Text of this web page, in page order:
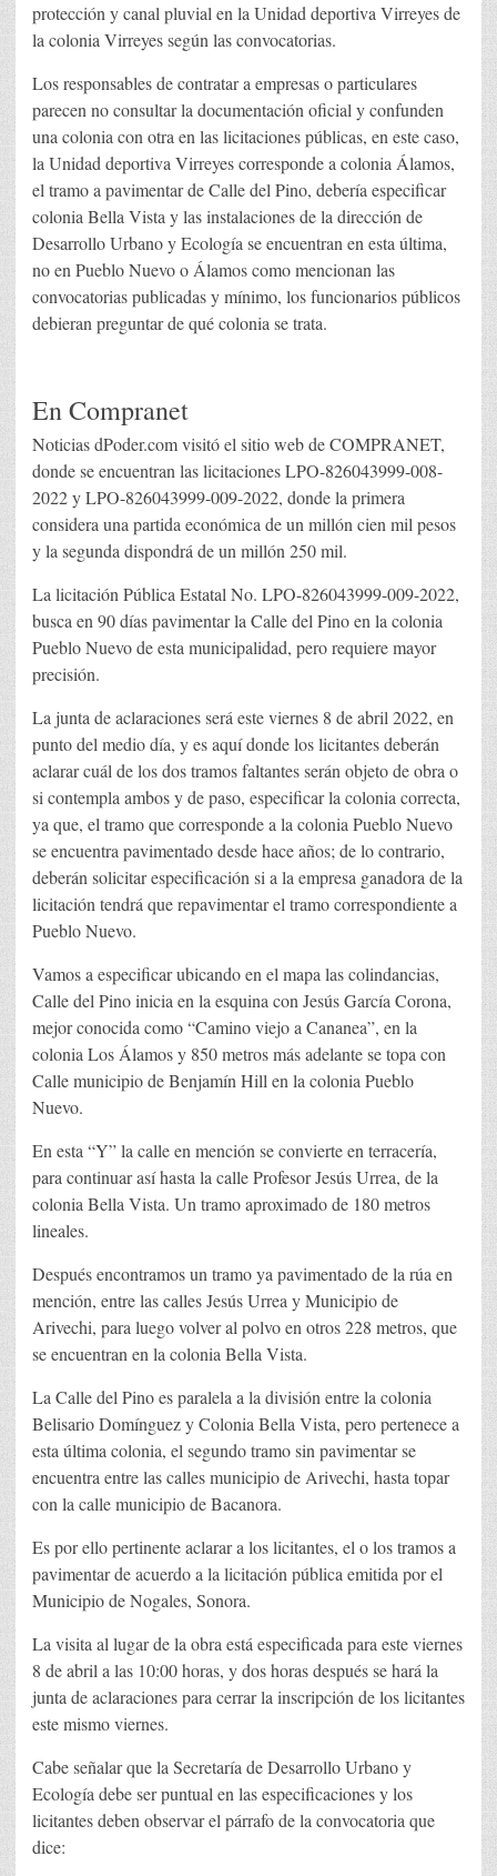
protección y canal pluvial en la Unidad deportiva Virreyes de
la colonia Virreyes según las convocatorias.
Los responsables de contratar a empresas o particulares
parecen no consultar la documentación oficial y confunden
una colonia con otra en las licitaciones públicas, en este caso,
la Unidad deportiva Virreyes corresponde a colonia Álamos,
el tramo a pavimentar de Calle del Pino, debería especificar
colonia Bella Vista y las instalaciones de la dirección de
Desarrollo Urbano y Ecología se encuentran en esta última,
no en Pueblo Nuevo o Álamos como mencionan las
convocatorias publicadas y mínimo, los funcionarios públicos
debieran preguntar de qué colonia se trata.
En Compranet
Noticias dPoder.com visitó el sitio web de COMPRANET,
donde se encuentran las licitaciones LPO-826043999-008-
2022 y LPO-826043999-009-2022, donde la primera
considera una partida económica de un millón cien mil pesos
y la segunda dispondrá de un millón 250 mil.
La licitación Pública Estatal No. LPO-826043999-009-2022,
busca en 90 días pavimentar la Calle del Pino en la colonia
Pueblo Nuevo de esta municipalidad, pero requiere mayor
precisión.
La junta de aclaraciones será este viernes 8 de abril 2022, en
punto del medio día, y es aquí donde los licitantes deberán
aclarar cuál de los dos tramos faltantes serán objeto de obra o
si contempla ambos y de paso, especificar la colonia correcta,
ya que, el tramo que corresponde a la colonia Pueblo Nuevo
se encuentra pavimentado desde hace años; de lo contrario,
deberán solicitar especificación si a la empresa ganadora de la
licitación tendrá que repavimentar el tramo correspondiente a
Pueblo Nuevo.
Vamos a especificar ubicando en el mapa las colindancias,
Calle del Pino inicia en la esquina con Jesús García Corona,
mejor conocida como “Camino viejo a Cananea”, en la
colonia Los Álamos y 850 metros más adelante se topa con
Calle municipio de Benjamín Hill en la colonia Pueblo
Nuevo.
En esta “Y” la calle en mención se convierte en terracería,
para continuar así hasta la calle Profesor Jesús Urrea, de la
colonia Bella Vista. Un tramo aproximado de 180 metros
lineales.
Después encontramos un tramo ya pavimentado de la rúa en
mención, entre las calles Jesús Urrea y Municipio de
Arivechi, para luego volver al polvo en otros 228 metros, que
se encuentran en la colonia Bella Vista.
La Calle del Pino es paralela a la división entre la colonia
Belisario Domínguez y Colonia Bella Vista, pero pertenece a
esta última colonia, el segundo tramo sin pavimentar se
encuentra entre las calles municipio de Arivechi, hasta topar
con la calle municipio de Bacanora.
Es por ello pertinente aclarar a los licitantes, el o los tramos a
pavimentar de acuerdo a la licitación pública emitida por el
Municipio de Nogales, Sonora.
La visita al lugar de la obra está especificada para este viernes
8 de abril a las 10:00 horas, y dos horas después se hará la
junta de aclaraciones para cerrar la inscripción de los licitantes
este mismo viernes.
Cabe señalar que la Secretaría de Desarrollo Urbano y
Ecología debe ser puntual en las especificaciones y los
licitantes deben observar el párrafo de la convocatoria que
dice: